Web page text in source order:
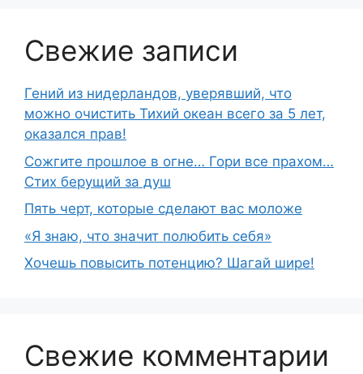
Свежие записи
Гений из нидерландов, уверявший, что
можно очистить Тихий океан всего за 5 лет,
оказался прав!
Сожгите прошлое в огне… Гори все прахом…
Стих берущий за душ
Пять черт, которые сделают вас моложе
«Я знаю, что значит полюбить себя»
Хочешь повысить потенцию? Шагай шире!
Свежие комментарии